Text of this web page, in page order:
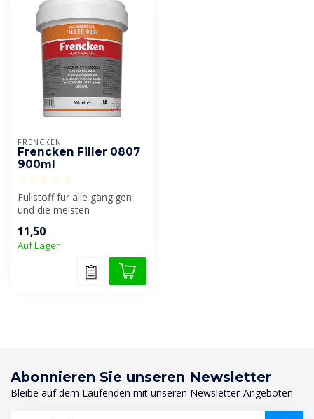
FRENCKEN
Frencken Filler 0807
900ml
Füllstoff für alle gängigen
und die meisten
der Tisc...
11,50
Auf Lager
Abonnieren Sie unseren Newsletter
Bleibe auf dem Laufenden mit unseren Newsletter-Angeboten